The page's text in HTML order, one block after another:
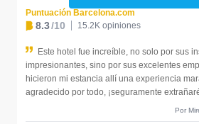
Puntuación Barcelona.com
8.3/10 15.2K opiniones
Este hotel fue increíble, no solo por sus
impresionantes, sino por sus excelentes
hicieron mi estancia allí una experiencia
agradecido por todo, ¡seguramente
Por